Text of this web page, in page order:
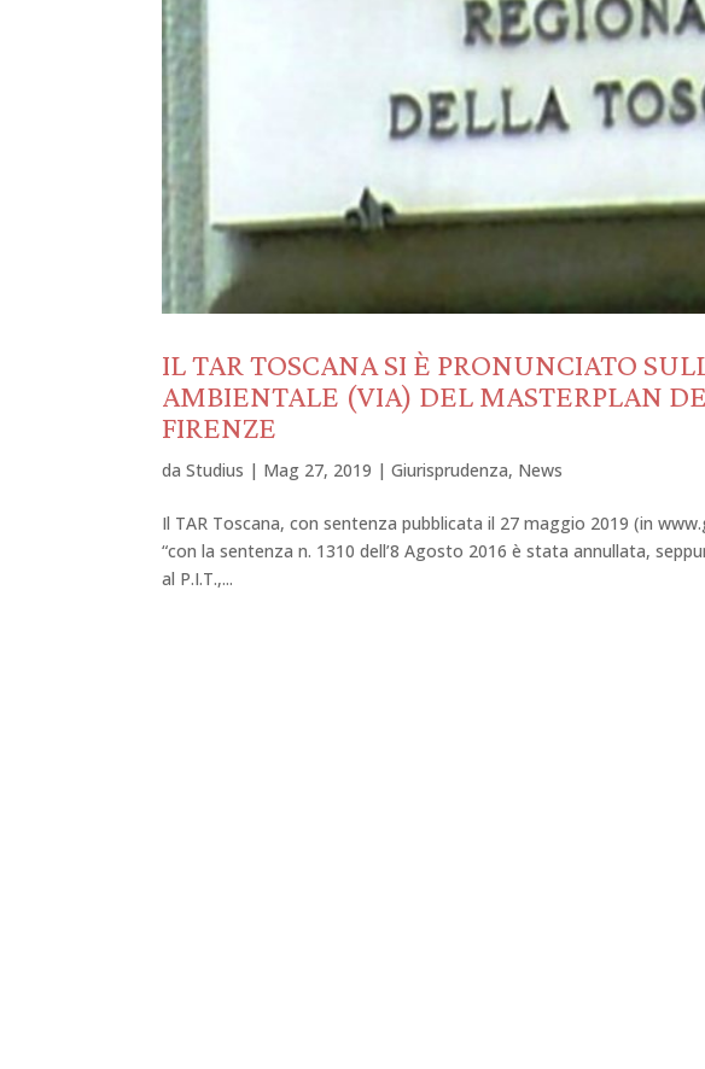
IL TAR TOSCANA SI È PRONUNCIATO
AMBIENTALE (VIA) DEL MASTERPLAN
FIRENZE
daStudius | Mag 27, 2019 |Giurisprudenza, News
Il TAR Toscana, con sentenza pubblicata il 27 maggio 2019 (in
“con la sentenza n. 1310 dell’8 Agosto 2016 è stata annullata,
al P.I.T.,...